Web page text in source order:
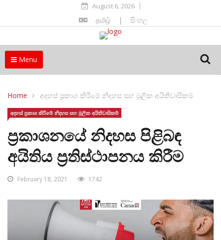
August 6, 2026
தமிழ் | සිංහල
Menu
Home අදහස් ප්‍රකාශ කිරීමේ නිදහස සහ මූලික අයිතිවාසිකම්
අදහස් ප්‍රකාශ කිරීමේ නිදහස සහ මූලික අයිතිවාසිකම්
ප්‍රකාශනයේ නිදහස පිළිබඳ
අයිතිය ප්‍රතිස්ථාපනය කිරීම
February 18, 2021 1742